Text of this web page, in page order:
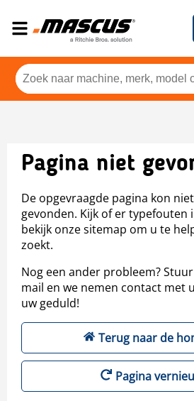
Pagina niet
De opgevraagde pagina kon
gevonden. Kijk of er typefouten
bekijk onze sitemap om u te
zoekt.
Nog een ander probleem?
mail en we nemen contact met
uw geduld!
Terug naar de
Pagina